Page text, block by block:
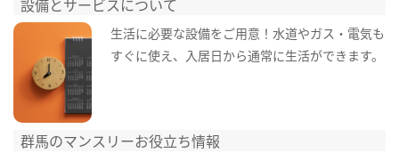
生活に必要な設備をご用意！水道やガス・電気も
すぐに使え、入居日から通常に生活ができます。
群馬のマンスリーお役立ち情報